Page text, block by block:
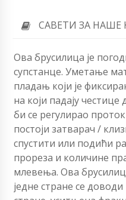
САВЕТИ ЗА НАШЕ
Ова брусилица је
супстанце. Уметање
пладањ који је
на који падају
би се регулирао
постоји затварач /
спустити или подићи
прореза и количине
млевења. Ова
једне стране се